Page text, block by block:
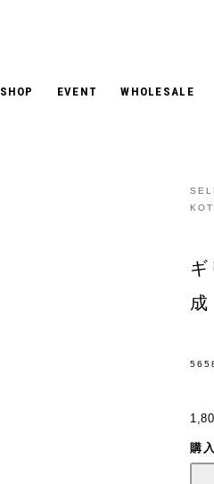
SHOP EVENT WHOLESALE
成
購